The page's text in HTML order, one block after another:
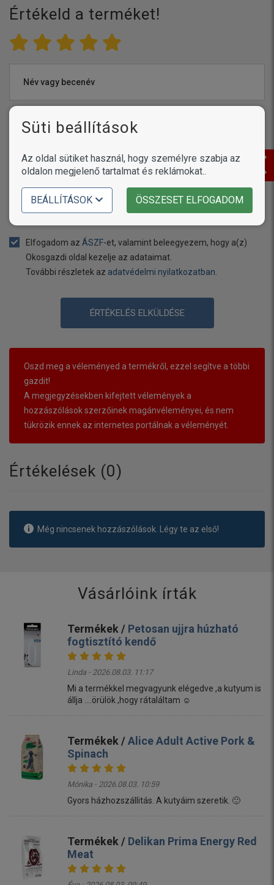
Értékeld a terméket!
Név vagy becenév
Értékelés
Még1000karakter áll rendelkezésére
Elfogadom az ÁSZF-et, valamint beleegyezem, hogy a(z)
Okosgazdi oldal kezelje az adataimat.
További részletek az adatvédelmi nyilatkozatban
ÉRTÉKELÉS ELKÜLDÉSE
Oszd meg a véleményed a termékről, ezzel segítve a többi
gazdit!
A megjegyzésekben kifejtett vélemények a
hozzászólások szerzőinek magánvéleményei, és nem
tükrözik ennek az internetes portálnak a véleményét.
Értékelések (0)
Még nincsenek hozzászólások. Légy te az első!
Vásárlóink írták
Termékek / Petosan ujjra húzható
fogtisztító kendő
Linda - 2026.08.03. 11:17
Mi a termékkel megvagyunk elégedve ,a kutyum is
állja ....örülök ,hogy rátaláltam ☺️
Termékek /Alice Adult Active Pork &
Spinach
Mónika - 2026.08.03. 10:59
Gyors házhozszállitás. A kutyáim szeretik. 🙂
Termékek / Delikan Prima Energy Red
Meat
Süti beállítások
Az oldal sütiket használ, hogy személyre szabja az
oldalon megjelenő tartalmat és reklámokat..
BEÁLLÍTÁSOK ÖSSZESET ELFOGADOM